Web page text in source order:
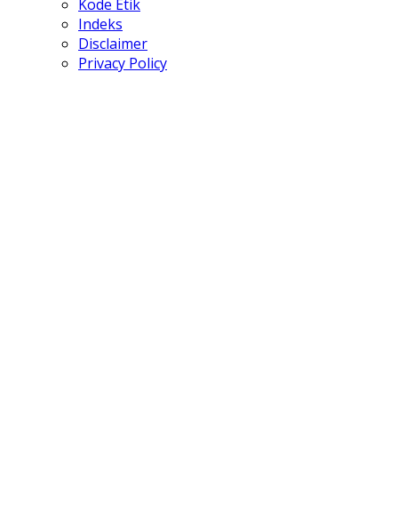
Kode Etik
Indeks
Disclaimer
Privacy Policy